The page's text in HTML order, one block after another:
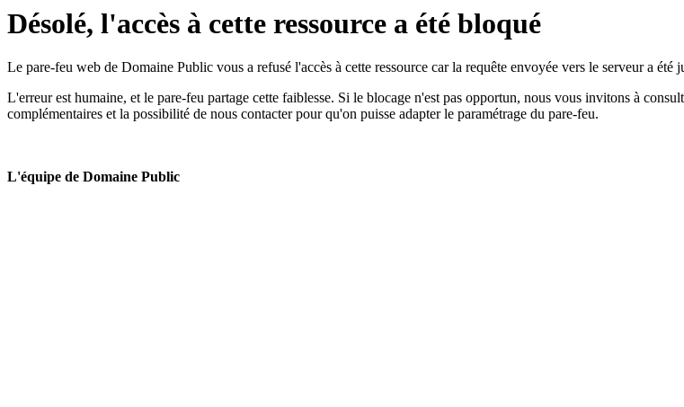
Désolé, l'accès à cette ressource a été bloqué
Le pare-feu web de Domaine Public vous a refusé l'accès à cette ressource car la requête envoyée vers le serveur a été
L'erreur est humaine, et le pare-feu partage cette faiblesse. Si le blocage n'est pas opportun, nous vous invitons à
complémentaires et la possibilité de nous contacter pour qu'on puisse adapter le paramétrage du pare-feu.
L'équipe de Domaine Public